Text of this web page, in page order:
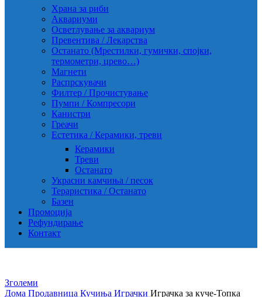
Храна за риби
Аквариуми
Осветлување за аквариум
Превентива / Лекарства
Останато (Мрестилки, гумички, спојки,
термометри, црево…)
Магнети
Распрскувачи
Филтер / Прочистување
Пумпи / Компресори
Канистри
Греачи
Естетика / Керамики, треви
Керамики
Треви
Останато
Украсни камчиња / песок
Тераристика / Останато
Базен
Промоција
Рефундирање
Контакт
Зголеми
Дома Продавница Кучиња Играчки Играчка за куче-Топка